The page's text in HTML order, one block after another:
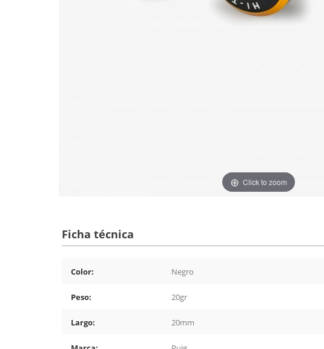
Click to zoom
Ficha técnica
Color: Negro
Peso: 20gr
Largo: 20mm